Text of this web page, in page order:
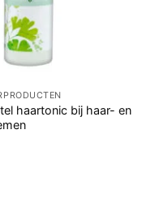
haartonic bij haar- en